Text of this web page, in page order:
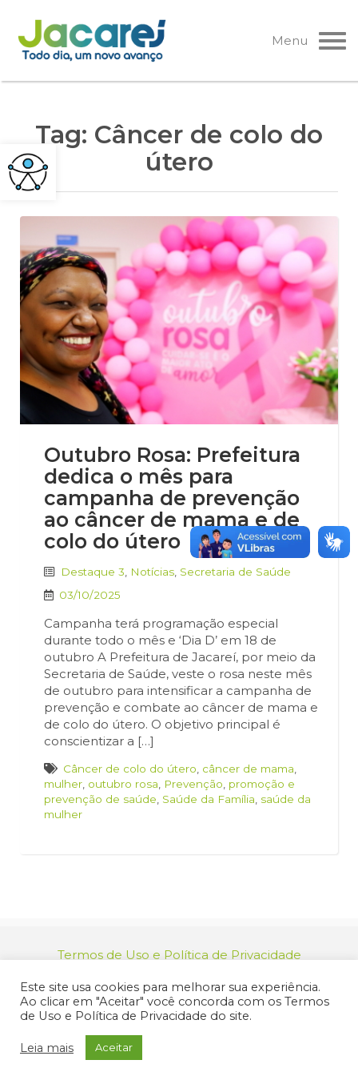
Pular
para
o
Menu
Tag: Câncer de colo do
útero
Outubro Rosa: Prefeitura
dedica o mês para
campanha de prevenção
ao câncer de mama e de
colo do útero
Destaque 3 Notícias Secretaria de Saúde
03/10/2025
Campanha terá programação especial
durante todo o mês e ‘Dia D’ em 18 de
outubro A Prefeitura de Jacareí, por meio da
Secretaria de Saúde, veste o rosa neste mês
de outubro para intensificar a campanha de
prevenção e combate ao câncer de mama e
de colo do útero. O objetivo principal é
conscientizar a […]
Câncer de colo do útero câncer de mama
mulher outubro rosa Prevenção promoção e
prevenção de saúde Saúde da Família saúde da
mulher
Termos de Uso e Política de Privacidade
46.694.139/0001-83 | (12) 3955-9000
Endereço: Praça dos Três Poderes, 73 - Centro -
Jacareí/SP - CEP 12327-170
Este site usa cookies para melhorar sua experiência.
Ao clicar em "Aceitar" você concorda com os Termos
de Uso e Política de Privacidade do site.
Leia mais Aceitar